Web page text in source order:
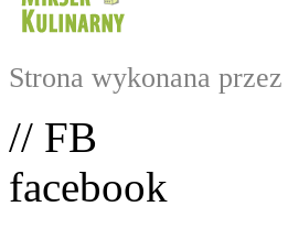
Strona wykonana
// FB
facebook